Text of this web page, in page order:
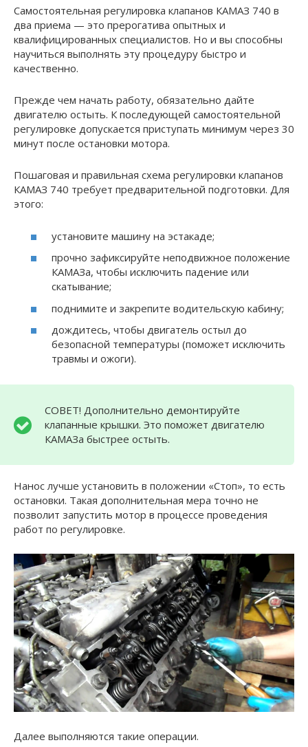
Самостоятельная регулировка клапанов КАМАЗ 740 в
два приема — это прерогатива опытных и
квалифицированных специалистов. Но и вы способны
научиться выполнять эту процедуру быстро и
качественно.
Прежде чем начать работу, обязательно дайте
двигателю остыть. К последующей самостоятельной
регулировке допускается приступать минимум через 30
минут после остановки мотора.
Пошаговая и правильная схема регулировки клапанов
КАМАЗ 740 требует предварительной подготовки. Для
этого:
установите машину на эстакаде;
прочно зафиксируйте неподвижное положение
КАМАЗа, чтобы исключить падение или
скатывание;
поднимите и закрепите водительскую кабину;
дождитесь, чтобы двигатель остыл до
безопасной температуры (поможет исключить
травмы и ожоги).
СОВЕТ! Дополнительно демонтируйте
клапанные крышки. Это поможет двигателю
КАМАЗа быстрее остыть.
Нанос лучше установить в положении «Стоп», то есть
остановки. Такая дополнительная мера точно не
позволит запустить мотор в процессе проведения
работ по регулировке.
Далее выполняются такие операции.